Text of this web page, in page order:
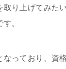
り上げてみた
。
なっており、資